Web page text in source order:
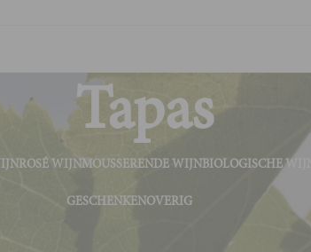
Tapas
ROSÉ WIJNMOUSSERENDE WIJNBIOLOGISCHE WIJN
GESCHENKENOVERIG